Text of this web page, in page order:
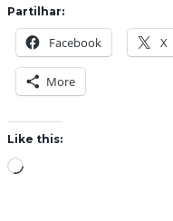
Partilhar:
Facebook X
More
Like this:
L